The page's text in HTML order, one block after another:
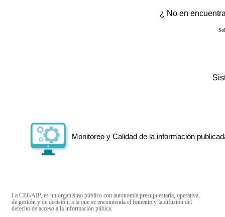
¿ No en
Monitoreo y Calidad de la información
La CEGAIP, es un organismo público con autonomía presupuestaria, operativa,
de gestión y de decisión, a la que se encomienda el fomento y la difusión del
derecho de acceso a la información púbica.